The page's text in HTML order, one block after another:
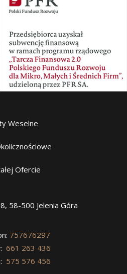
Weselne
Ofercie
58-500 Jelenia Góra
757676297
661 263 436
575 576 456